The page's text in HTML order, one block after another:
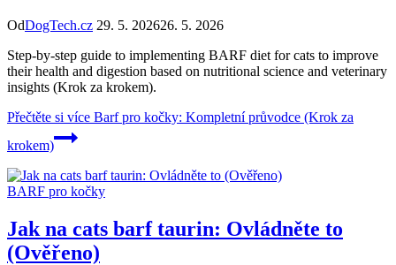
OdDogTech.cz 29. 5. 202626. 5. 2026
Step-by-step guide to implementing BARF diet for cats to improve
their health and digestion based on nutritional science and veterinary
insights (Krok za krokem).
Přečtěte si více Barf pro kočky: Kompletní průvodce (Krok za
krokem)
BARF pro kočky
Jak na cats barf taurin: Ovládněte to
(Ověřeno)